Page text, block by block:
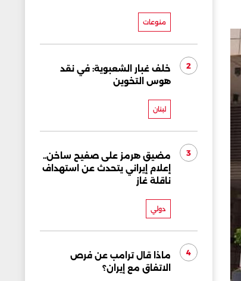
منوعات
2
خلف غبار الشعبوية: في نقد
هوس التخوين
لبنان
3
مضيق هرمز على صفيح ساخن..
إعلام إيراني يتحدث عن استهداف
ناقلة غاز
دولي
4
ماذا قال ترامب عن فرص
الاتفاق مع إيران؟